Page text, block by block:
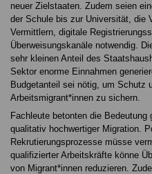
neuer Zielstaaten. Zudem seien
der Schule bis zur Universität, die
Vermittlern, digitale
Überweisungskanäle notwendig.
sehr kleinen Anteil des
Sektor enorme Einnahmen
Budgetanteil sei nötig, um Schutz
Arbeitsmigrant*innen zu sichern.
Fachleute betonten die Bedeutung
qualitativ hochwertiger Migration.
Rekrutierungsprozesse müsse
qualifizierter Arbeitskräfte könne
von Migrant*innen reduzieren.